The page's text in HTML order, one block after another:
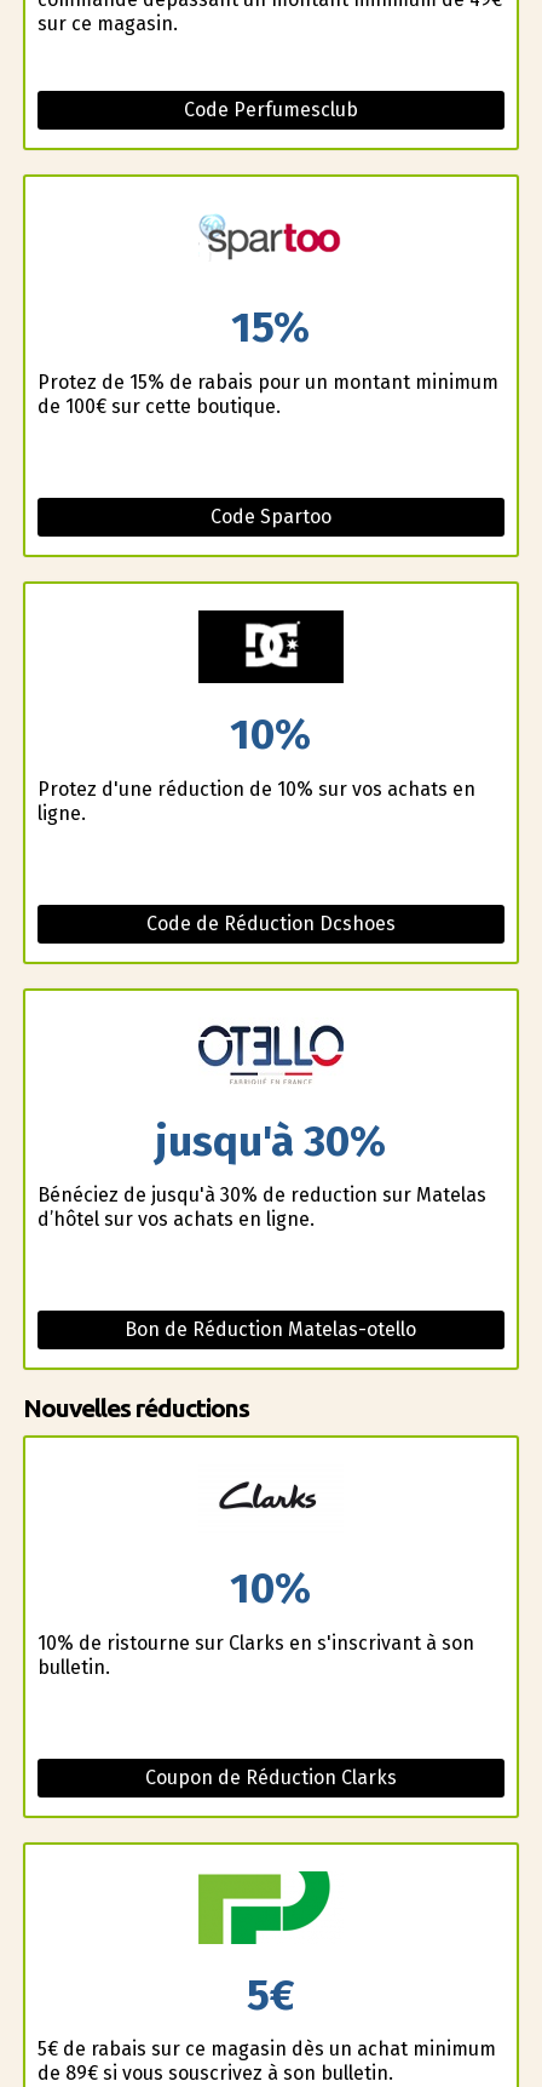
sur ce magasin.
Code Perfumesclub
15%
Profitez de 15% de rabais pour un montant minimum
de 100€ sur cette boutique.
Code Spartoo
10%
Profitez d'une réduction de 10% sur vos achats en
ligne.
Code de Réduction Dcshoes
jusqu'à 30%
Bénéficiez de jusqu'à 30% de reduction sur Matelas
d’hôtel sur vos achats en ligne.
Bon de Réduction Matelas-otello
Nouvelles réductions
10%
10% de ristourne sur Clarks en s'inscrivant à son
bulletin.
Coupon de Réduction Clarks
5€
5€ de rabais sur ce magasin dès un achat minimum
de 89€ si vous souscrivez à son bulletin.